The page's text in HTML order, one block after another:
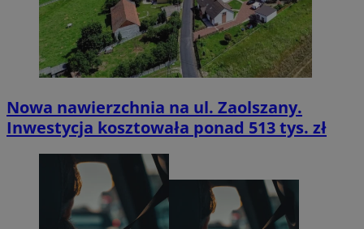
Nowa nawierzchnia na ul. Zaolszany.
Inwestycja kosztowała ponad 513 tys. zł